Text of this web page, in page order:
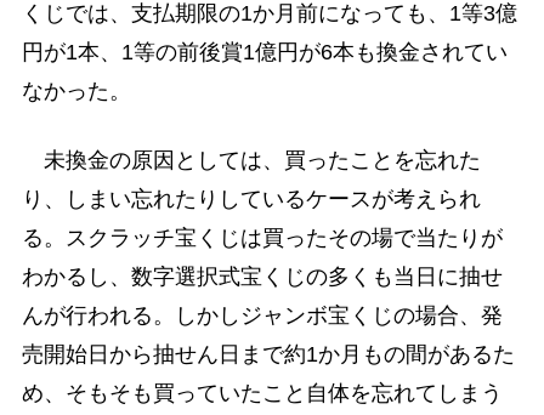
くじでは、支払期限の1か月前になっても、1等3億
円が1本、1等の前後賞1億円が6本も換金されてい
なかった。
未換金の原因としては、買ったことを忘れた
り、しまい忘れたりしているケースが考えられ
る。スクラッチ宝くじは買ったその場で当たりが
わかるし、数字選択式宝くじの多くも当日に抽せ
んが行われる。しかしジャンボ宝くじの場合、発
売開始日から抽せん日まで約1か月もの間があるた
め、そもそも買っていたこと自体を忘れてしまう